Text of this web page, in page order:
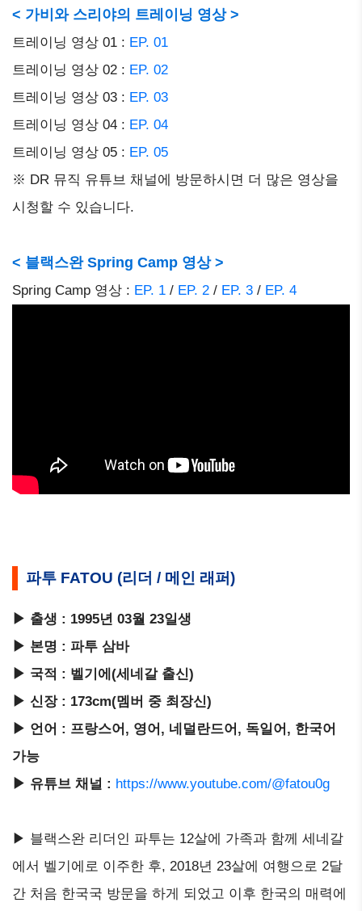
< 가비와 스리야의 트레이닝 영상 >
트레이닝 영상 01 : EP. 01
트레이닝 영상 02 : EP. 02
트레이닝 영상 03 : EP. 03
트레이닝 영상 04 : EP. 04
트레이닝 영상 05 : EP. 05
※ DR 뮤직 유튜브 채널에 방문하시면 더 많은 영상을
시청할 수 있습니다.
< 블랙스완 Spring Camp 영상 >
Spring Camp 영상 : EP. 1 / EP. 2 / EP. 3 / EP. 4
파투 FATOU (리더 / 메인 래퍼)
▶ 출생 : 1995년 03월 23일생
▶ 본명 : 파투 삼바
▶ 국적 : 벨기에(세네갈 출신)
▶ 신장 : 173cm(멤버 중 최장신)
▶ 언어 : 프랑스어, 영어, 네덜란드어, 독일어, 한국어
가능
▶ 유튜브 채널 : https://www.youtube.com/@fatou0g
▶ 블랙스완 리더인 파투는 12살에 가족과 함께 세네갈
에서 벨기에로 이주한 후, 2018년 23살에 여행으로 2달
간 처음 한국국 방문을 하게 되었고 이후 한국의 매력에